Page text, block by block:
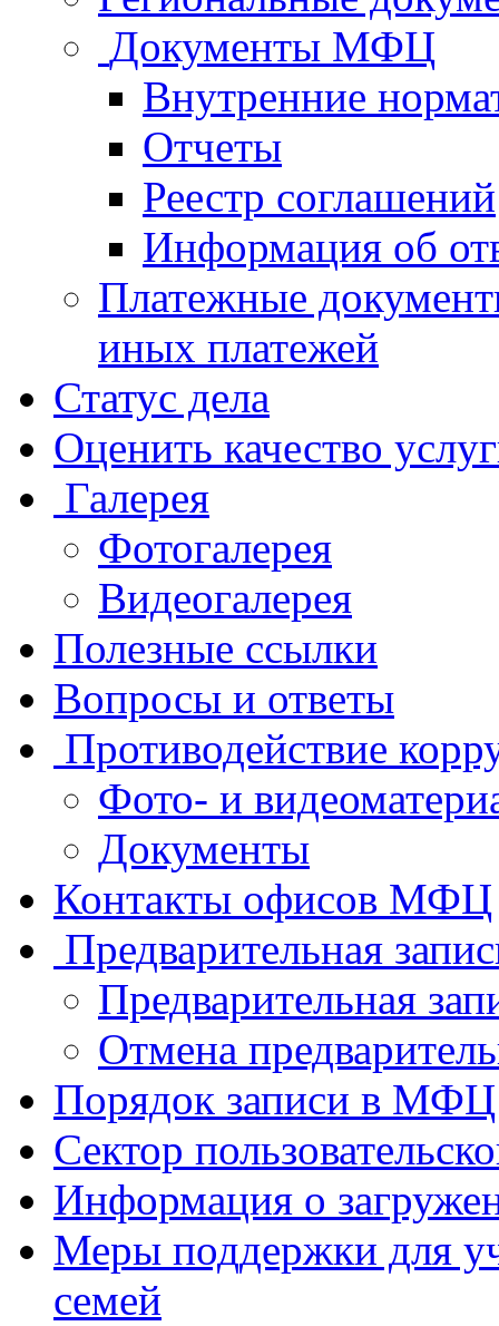
Документы МФЦ
Внутренние
Отчеты
Реестр соглашений
Информация об
Платежные
иных платежей
Статус дела
Оценить качество
Галерея
Фотогалерея
Видеогалерея
Полезные ссылки
Вопросы и ответы
Противодействие
Фото- и
Документы
Контакты офисов МФЦ
Предварительная
Предварительная
Отмена
Порядок записи в МФЦ
Сектор
Информация о
Меры поддержки для
семей